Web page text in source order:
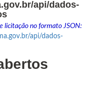
api/dados-
licitação no formato JSON:
api/dados-